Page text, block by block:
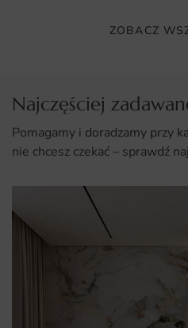
ZOBACZ
Najczęściej
Pomagamy i doradzamy przy
nie chcesz czekać – sprawdź